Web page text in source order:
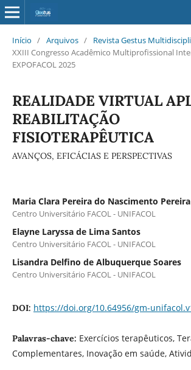
Início / Arquivos / Revista Gestus
XXIII Congresso Acadêmico Multiprofissional
EXPOFACOL 2025
REALIDADE VIRTUAL
REABILITAÇÃO
FISIOTERAPÊUTICA
AVANÇOS, EFICÁCIAS E PERSPECTIVAS
Maria Clara Pereira do Nascimento Pereira
Centro Universitário FACOL - UNIFACOL
Elayne Laryssa de Lima Santos
Centro Universitário FACOL - UNIFACOL
Lisandra Delfino de Albuquerque Soares
Centro Universitário FACOL - UNIFACOL
DOI: https://doi.org/10.64956/gm-
Palavras-chave: Exercícios terapêuticos,
Complementares, Inovação em saúde,